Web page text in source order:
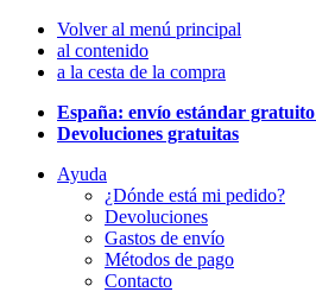
Volver al menú principal
al contenido
a la cesta de la compra
España: envío estándar gratuito
Devoluciones gratuitas
Ayuda
¿Dónde está mi pedido?
Devoluciones
Gastos de envío
Métodos de pago
Contacto